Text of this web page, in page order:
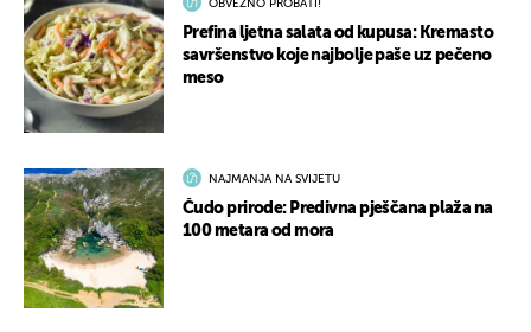
OBVEZNO PROBATI!
Prefina ljetna salata od kupusa: Kremasto
savršenstvo koje najbolje paše uz pečeno
meso
NAJMANJA NA SVIJETU
Čudo prirode: Predivna pješčana plaža na
100 metara od mora